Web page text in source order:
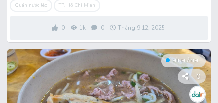
Quán nước lèo TP. Hồ Chí Minh
0 1k 0 Tháng 9 12, 2025
HÌNH ẢNH
0